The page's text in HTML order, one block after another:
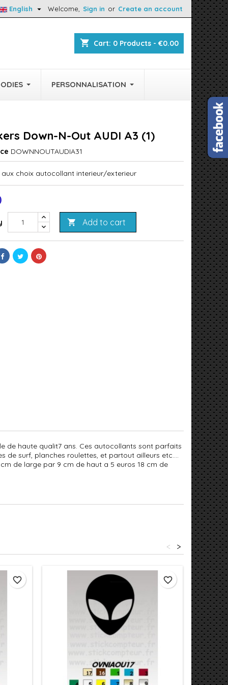
Welcome, Sign in or Create an account
English 
shopping_cart Cart: 0 Products - €0.00
PERSONNALISATION
Down-N-Out AUDI A3 (1)
DOWNNOUTAUDIA31
aux choix autocollant interieur/exterieur
 Add to cart
de haute qualit7 ans. Ces autocollants sont parfaits
de surf, planches roulettes, et partout ailleurs etc....
de large par 9 cm de haut a 5 euros 18 cm de
>
<
favorite_border favorite_border